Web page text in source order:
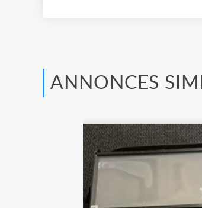
ANNONCES